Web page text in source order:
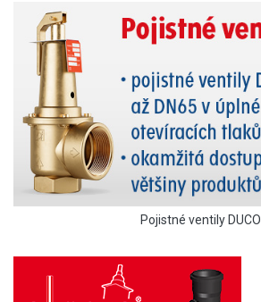
Pojistné ventily DUCO